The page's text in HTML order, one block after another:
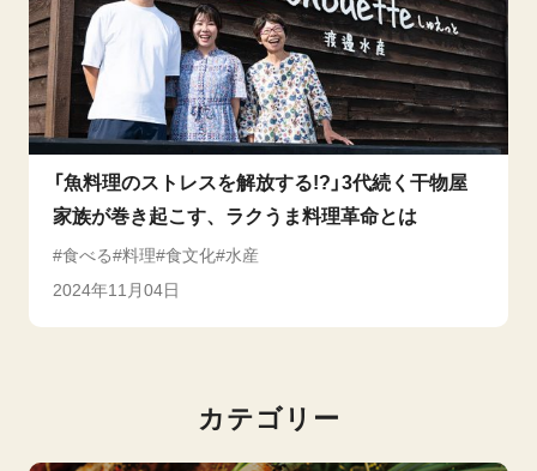
「魚料理のストレスを解放する!?」3代続く干物屋
家族が巻き起こす、ラクうま料理革命とは
食べる 料理 食文化 水産
2024年11月04日
カテゴリー